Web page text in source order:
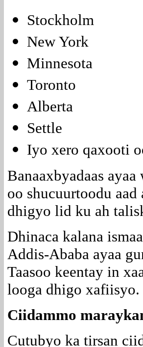
Stockholm
New York
Minnesota
Toronto
Alberta
Settle
Iyo xero qaxooti
Banaaxbyadaas
oo shucuurtoodu
dhigyo lid ku ah
Dhinaca kalana
Addis-Ababa ayaa
Taasoo keentay in
looga dhigo xafiisyo.
Ciidammo
Cutubyo ka tirsan